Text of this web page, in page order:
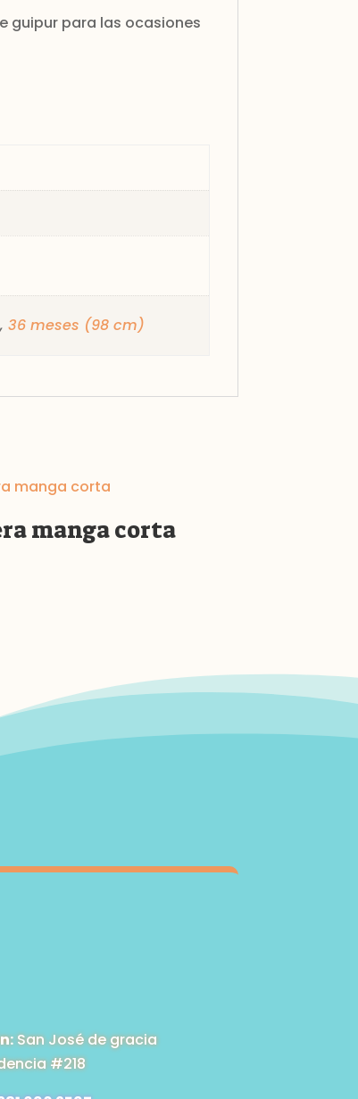
guipur para las ocasiones
, 36 meses (98 cm)
manga corta
San José de gracia
#218